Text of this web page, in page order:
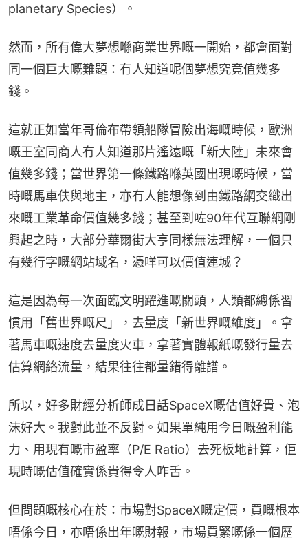
planetary Species）。
然而，所有偉大夢想喺商業世界嘅一開始，都會面對
同一個巨大嘅難題：冇人知道呢個夢想究竟值幾多
錢。
這就正如當年哥倫布帶領船隊冒險出海嘅時候，歐洲
嘅王室同商人冇人知道那片遙遠嘅「新大陸」未來會
值幾多錢；當世界第一條鐵路喺英國出現嘅時候，當
時嘅馬車伕與地主，亦冇人能想像到由鐵路網交織出
來嘅工業革命價值幾多錢；甚至到咗90年代互聯網剛
興起之時，大部分華爾街大亨同樣無法理解，一個只
有幾行字嘅網站域名，憑咩可以價值連城？
這是因為每一次面臨文明躍進嘅關頭，人類都總係習
慣用「舊世界嘅尺」，去量度「新世界嘅維度」。拿
著馬車嘅速度去量度火車，拿著實體報紙嘅發行量去
估算網絡流量，結果往往都量錯得離譜。
所以，好多財經分析師成日話SpaceX嘅估值好貴、泡
沫好大。我對此並不反對。如果單純用今日嘅盈利能
力、用現有嘅市盈率（P/E Ratio）去死板地計算，佢
現時嘅估值確實係貴得令人咋舌。
但問題嘅核心在於：市場對SpaceX嘅定價，買嘅根本
唔係今日，亦唔係出年嘅財報，市場買緊嘅係一個歷